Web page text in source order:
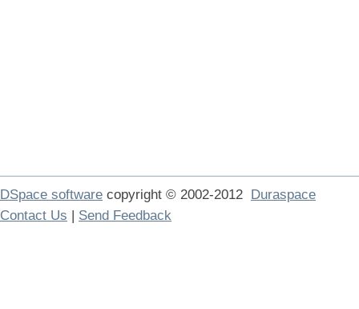
DSpace software copyright © 2002-2012 Duraspace
Contact Us | Send Feedback